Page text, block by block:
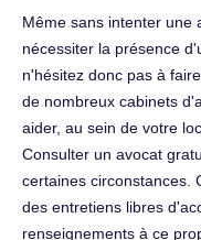
Même sans intenter une
nécessiter la présence
n'hésitez donc pas à
de nombreux cabinets
aider, au sein de votre
Consulter un avocat
certaines circonstances.
des entretiens libres
renseignements à ce